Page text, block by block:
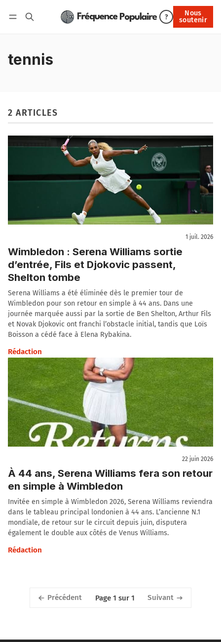
?
Nous
soutenir
Nous soutenir
tennis
2 ARTICLES
1 juil. 2026
Wimbledon : Serena Williams sortie
d’entrée, Fils et Djokovic passent,
Shelton tombe
Serena Williams a été éliminée dès le premier tour de
Wimbledon pour son retour en simple à 44 ans. Dans une
journée marquée aussi par la sortie de Ben Shelton, Arthur Fils
et Novak Djokovic ont franchi l’obstacle initial, tandis que Loïs
Boisson a cédé face à Elena Rybakina.
Rédaction
22 juin 2026
À 44 ans, Serena Williams fera son retour
en simple à Wimbledon
Invitée en simple à Wimbledon 2026, Serena Williams reviendra
dans le tableau principal londonien à 44 ans. L’ancienne N.1
mondiale, de retour sur le circuit depuis juin, disputera
également le double aux côtés de Venus Williams.
Rédaction
Précédent Page 1 sur 1 Suivant